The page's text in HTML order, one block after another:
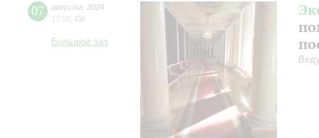
07 августа
2024
17:00 Ср
Большой зал